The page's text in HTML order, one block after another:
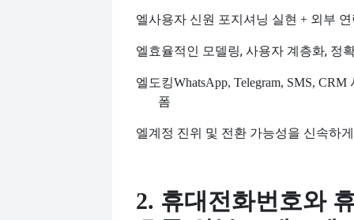
엘사용자 신원 포지셔닝 실현 + 외부
엘효율적인 모델링, 사용자 계층화, 정
엘 도킹WhatsApp, Telegram, SMS,
폼
엘계정 진위 및 전환 가능성을 신속하
2. 휴대전화번호와